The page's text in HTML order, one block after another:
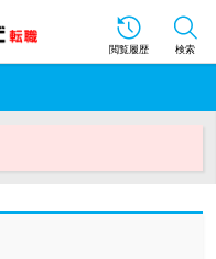
閲覧履歴 検索